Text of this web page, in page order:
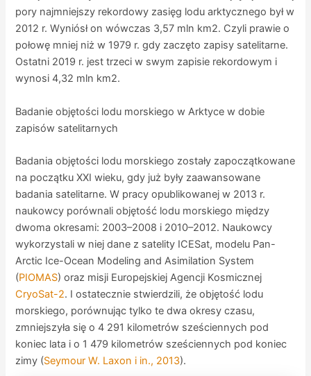
pory najmniejszy rekordowy zasięg lodu arktycznego był w
2012 r. Wyniósł on wówczas 3,57 mln km2. Czyli prawie o
połowę mniej niż w 1979 r. gdy zaczęto zapisy satelitarne.
Ostatni 2019 r. jest trzeci w swym zapisie rekordowym i
wynosi 4,32 mln km2.
Badanie objętości lodu morskiego w Arktyce w dobie
zapisów satelitarnych
Badania objętości lodu morskiego zostały zapoczątkowane
na początku XXI wieku, gdy już były zaawansowane
badania satelitarne. W pracy opublikowanej w 2013 r.
naukowcy porównali objętość lodu morskiego między
dwoma okresami: 2003–2008 i 2010–2012. Naukowcy
wykorzystali w niej dane z satelity ICESat, modelu Pan-
Arctic Ice-Ocean Modeling and Asimilation System
(PIOMAS) oraz misji Europejskiej Agencji Kosmicznej
CryoSat-2. I ostatecznie stwierdzili, że objętość lodu
morskiego, porównując tylko te dwa okresy czasu,
zmniejszyła się o 4 291 kilometrów sześciennych pod
koniec lata i o 1 479 kilometrów sześciennych pod koniec
zimy (Seymour W. Laxon i in., 2013).